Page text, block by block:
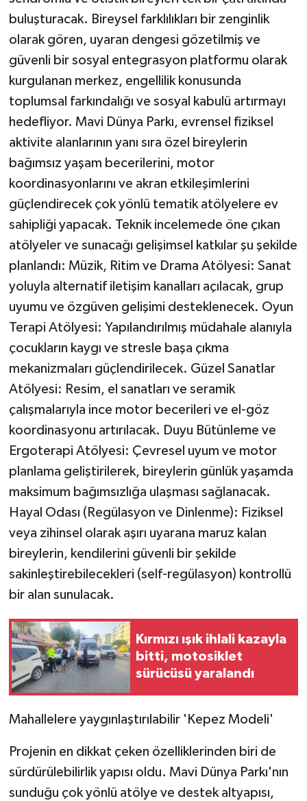
buluşturacak. Bireysel farklılıkları bir zenginlik
olarak gören, uyaran dengesi gözetilmiş ve
güvenli bir sosyal entegrasyon platformu olarak
kurgulanan merkez, engellilik konusunda
toplumsal farkındalığı ve sosyal kabulü artırmayı
hedefliyor. Mavi Dünya Parkı, evrensel fiziksel
aktivite alanlarının yanı sıra özel bireylerin
bağımsız yaşam becerilerini, motor
koordinasyonlarını ve akran etkileşimlerini
güçlendirecek çok yönlü tematik atölyelere ev
sahipliği yapacak. Teknik incelemede öne çıkan
atölyeler ve sunacağı gelişimsel katkılar şu şekilde
planlandı: Müzik, Ritim ve Drama Atölyesi: Sanat
yoluyla alternatif iletişim kanalları açılacak, grup
uyumu ve özgüven gelişimi desteklenecek. Oyun
Terapi Atölyesi: Yapılandırılmış müdahale alanıyla
çocukların kaygı ve stresle başa çıkma
mekanizmaları güçlendirilecek. Güzel Sanatlar
Atölyesi: Resim, el sanatları ve seramik
çalışmalarıyla ince motor becerileri ve el-göz
koordinasyonu artırılacak. Duyu Bütünleme ve
Ergoterapi Atölyesi: Çevresel uyum ve motor
planlama geliştirilerek, bireylerin günlük yaşamda
maksimum bağımsızlığa ulaşması sağlanacak.
Hayal Odası (Regülasyon ve Dinlenme): Fiziksel
veya zihinsel olarak aşırı uyarana maruz kalan
bireylerin, kendilerini güvenli bir şekilde
sakinleştirebilecekleri (self-regülasyon) kontrollü
bir alan sunulacak.
Kırmızı ışık ihlali kazayla
bitti, motosiklet
sürücüsü yaralandı
Mahallelere yaygınlaştırılabilir 'Kepez Modeli'
Projenin en dikkat çeken özelliklerinden biri de
sürdürülebilirlik yapısı oldu. Mavi Dünya Parkı'nın
sunduğu çok yönlü atölye ve destek altyapısı,
Otomobil
POLİTİKA
Sağlık
SİYASET
SPOR HABERLERİ
TEKNOLOJİ
ÜLKE GÜNDEMİ
YAŞAM
Yerel Haberler